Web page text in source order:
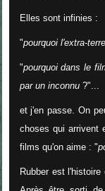
Elles sont infinies :
"pourquoi l'extra-
"pourquoi dans le
par un inconnu ?"...
et j'en passe. On
choses qui arrivent
films qu'on aime : "
Rubber est l'histoire